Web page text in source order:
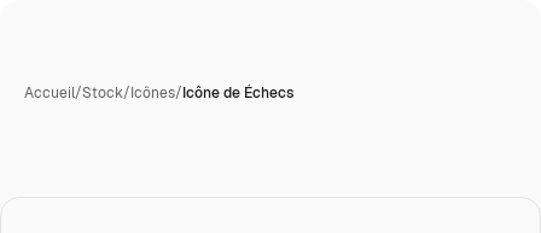
Accueil/Stock/Icônes/Icône de Échecs